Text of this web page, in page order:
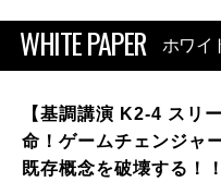
WHITE PAPER ホワイ
【基調講演 K2-4 スリ
命！ゲームチェンジャ
既存概念を破壊する！